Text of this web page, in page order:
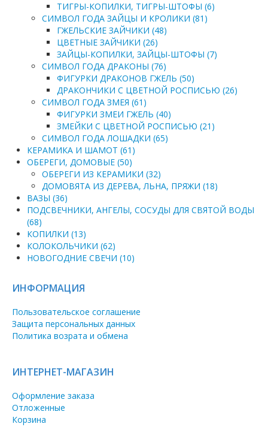
ТИГРЫ-КОПИЛКИ, ТИГРЫ-ШТОФЫ (6)
СИМВОЛ ГОДА ЗАЙЦЫ И КРОЛИКИ (81)
ГЖЕЛЬСКИЕ ЗАЙЧИКИ (48)
ЦВЕТНЫЕ ЗАЙЧИКИ (26)
ЗАЙЦЫ-КОПИЛКИ, ЗАЙЦЫ-ШТОФЫ (7)
СИМВОЛ ГОДА ДРАКОНЫ (76)
ФИГУРКИ ДРАКОНОВ ГЖЕЛЬ (50)
ДРАКОНЧИКИ С ЦВЕТНОЙ РОСПИСЬЮ (26)
СИМВОЛ ГОДА ЗМЕЯ (61)
ФИГУРКИ ЗМЕИ ГЖЕЛЬ (40)
ЗМЕЙКИ С ЦВЕТНОЙ РОСПИСЬЮ (21)
СИМВОЛ ГОДА ЛОШАДКИ (65)
КЕРАМИКА И ШАМОТ (61)
ОБЕРЕГИ, ДОМОВЫЕ (50)
ОБЕРЕГИ ИЗ КЕРАМИКИ (32)
ДОМОВЯТА ИЗ ДЕРЕВА, ЛЬНА, ПРЯЖИ (18)
ВАЗЫ (36)
ПОДСВЕЧНИКИ, АНГЕЛЫ, СОСУДЫ ДЛЯ СВЯТОЙ ВОДЫ
(68)
КОПИЛКИ (13)
КОЛОКОЛЬЧИКИ (62)
НОВОГОДНИЕ СВЕЧИ (10)
ИНФОРМАЦИЯ
Пользовательское соглашение
Защита персональных данных
Политика возрата и обмена
ИНТЕРНЕТ-МАГАЗИН
Оформление заказа
Отложенные
Корзина